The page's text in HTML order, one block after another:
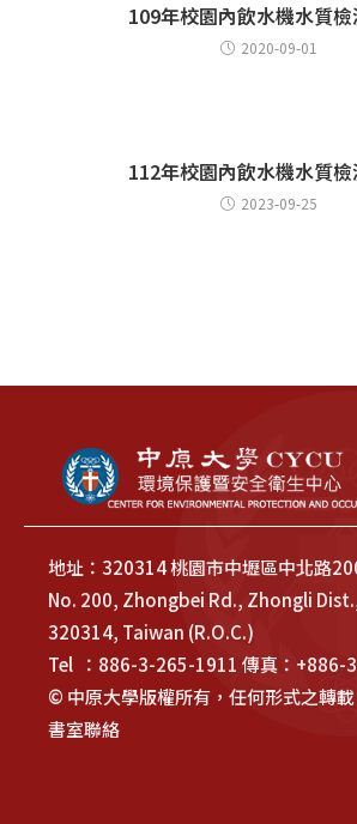
109年校園內飲水機水質
2020-09-01
112年校園內飲水機水質
2023-09-25
地址：320314 桃園市中壢區中北路
No. 200, Zhongbei Rd., Zhongli
320314, Taiwan (R.O.C.)
Tel ：886-3-265-1911 傳真：+886-
© 中原大學版權所有，任何形式之轉
書室聯絡